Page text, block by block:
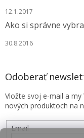
12.1.2017
Ako si správne
30.8.2016
Odoberať
Vložte svoj e-mail a
nových produktoch na
Email